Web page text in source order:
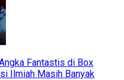
Fantastis di Box
Ilmiah Masih Banyak